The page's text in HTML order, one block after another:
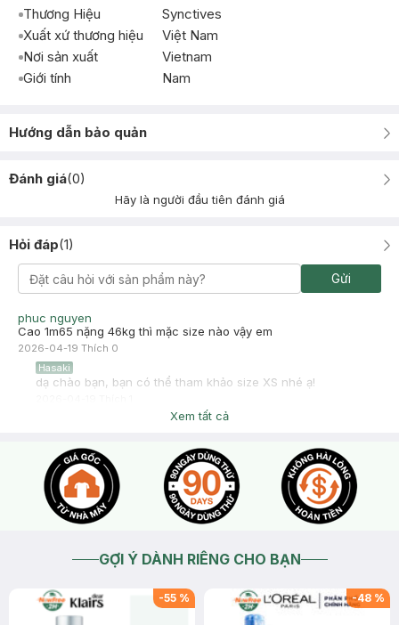
Thương Hiệu
Synctives
Xuất xứ thương hiệu
Việt Nam
Nơi sản xuất
Vietnam
Giới tính
Nam
Hướng dẫn bảo quản
Đánh giá(0)
Hãy là người đầu tiên đánh giá
Hỏi đáp(1)
Gửi
phuc nguyen
Cao 1m65 nặng 46kg thì mặc size nào vậy em
2026-04-19 Thích 0
Hasaki
dạ chào bạn, bạn có thể tham khảo size XS nhé ạ!
Xem tất cả
GỢI Ý DÀNH RIÊNG CHO BẠN
-55 % -48 %